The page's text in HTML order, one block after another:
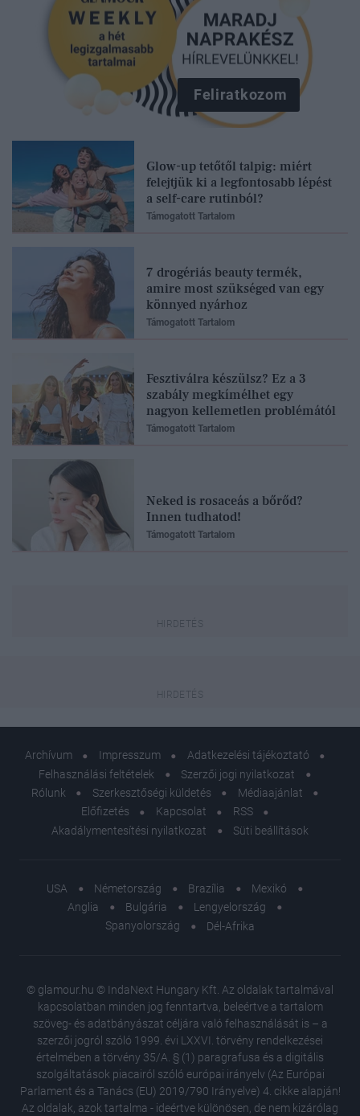
Feliratkozom
Glow-up tetőtől talpig: miért
felejtjük ki a legfontosabb lépést
a self-care rutinból?
Támogatott Tartalom
7 drogériás beauty termék,
amire most szükséged van egy
könnyed nyárhoz
Támogatott Tartalom
Fesztiválra készülsz? Ez a 3
szabály megkímélhet egy
nagyon kellemetlen problémától
Támogatott Tartalom
Neked is rosaceás a bőrőd?
Innen tudhatod!
Támogatott Tartalom
Archívum Impresszum
Adatkezelési tájékoztató
Felhasználási feltételek
Szerzői jogi nyilatkozat
Rólunk
Szerkesztőségi küldetés
Médiaajánlat
Előfizetés
Kapcsolat
RSS
Akadálymentesítési nyilatkozat
Süti beállítások
USA Németország Brazília
Mexikó
Anglia
Bulgária
Lengyelország
Spanyolország
Dél-Afrika
© glamour.hu © IndaNext Hungary Kft. Az oldalak tartalmával
kapcsolatban minden jog fenntartva, beleértve a tartalom
szöveg- és adatbányászat céljára való felhasználását is – a
szerzői jogról szóló 1999. évi LXXVI. törvény rendelkezései
értelmében a törvény 35/A. § (1) paragrafusa és a digitális
szolgáltatások piacairól szóló európai irányelv (Az Európai
Parlament és a Tanács (EU) 2019/790 Irányelve) 4. cikke alapján!
Az oldalak, azok tartalma - ideértve különösen, de nem kizárólag